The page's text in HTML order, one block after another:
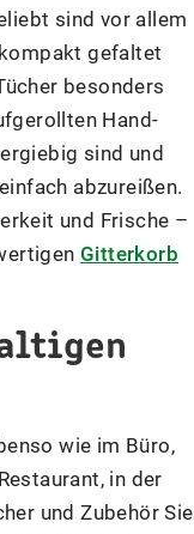
sind vor allem
gefaltet
besonders
Hand-
sind und
abzureißen.
und Frische –
Gitterkorb
wie im Büro,
in der
und Zubehör Sie